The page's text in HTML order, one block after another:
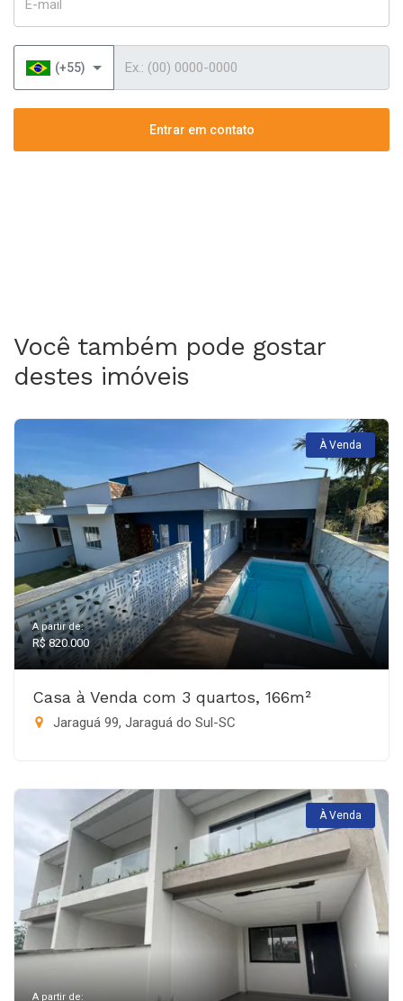
(+55)
Entrar em contato
Você também pode gostar
destes imóveis
À Venda
A partir de:
R$ 820.000
Casa à Venda com 3 quartos, 166m²
Jaraguá 99, Jaraguá do Sul-SC
À Venda
A partir de: